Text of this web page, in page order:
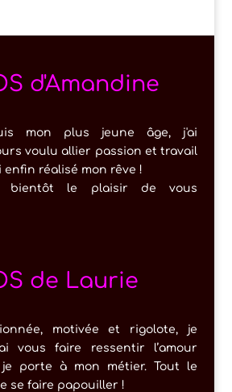
d'Amandine
mon plus jeune âge, j'ai
voulu allier passion et travail
enfin réalisé mon rêve !
bientôt le plaisir de vous
de Laurie
motivée et rigolote, je
vous faire ressentir l’amour
porte à mon métier. Tout le
se faire papouiller !